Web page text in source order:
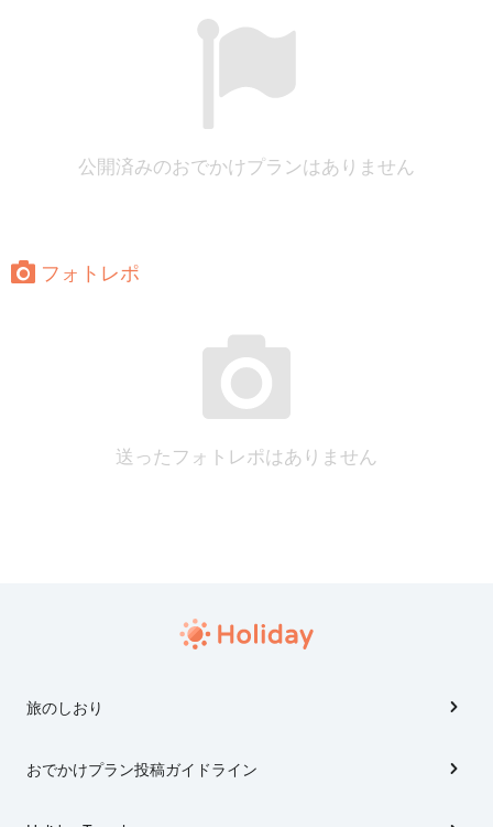
公開済みのおでかけプランはありません
フォトレポ
送ったフォトレポはありません
旅のしおり
おでかけプラン投稿ガイドライン